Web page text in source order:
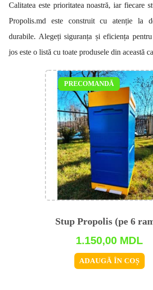
Calitatea este prioritatea noastră, iar fiecare
Propolis.md este construit cu atenție la
durabile. Alegeți siguranța și eficiența
jos este o listă cu toate produsele din această
Stup Propolis (pe 6
1.150,00 MDL
ADAUGĂ ÎN COȘ
PRECOMANDĂ